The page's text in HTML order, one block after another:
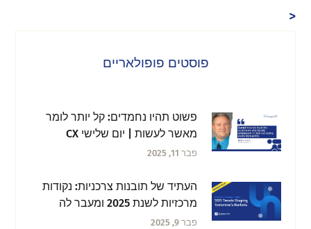
<
פוסטים פופולאריים
פשוט תהיו נחמדים: קל יותר לומר
מאשר לעשות | יום שלישי CX
מחשבות
פבר 11, 2025
העתיד של תובנות צרכניות: נקודות
מרכזיות לשנת 2025 ומעבר לה
פבר 9, 2025